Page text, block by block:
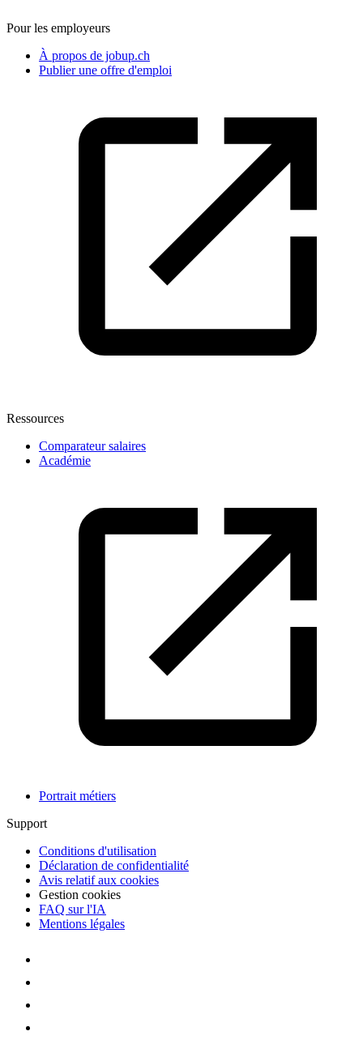
Pour les employeurs
À propos de jobup.ch
Publier une offre d'emploi
Ressources
Comparateur salaires
Académie
Portrait métiers
Support
Conditions d'utilisation
Déclaration de confidentialité
Avis relatif aux cookies
Gestion cookies
FAQ sur l'IA
Mentions légales